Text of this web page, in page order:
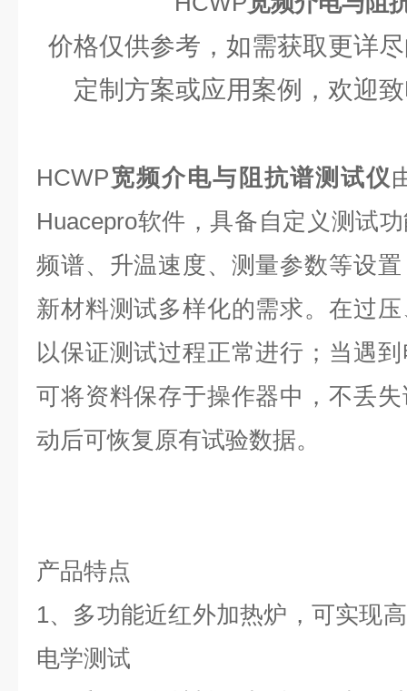
价格仅供参考，如需获取更详
定制方案或应用案例，欢迎
HCWP宽频介电与阻抗谱测试仪
Huacepro软件，具备自定义测试
频谱、升温速度、测量参数等设
新材料测试多样化的需求。在过
以保证测试过程正常进行；当遇
可将资料保存于操作器中，不丢
动后可恢复原有试验数据。
产品特点
1、多功能近红外加热炉，可实现
电学测试